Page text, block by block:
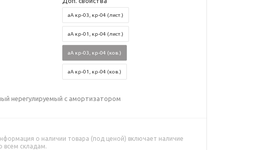
аА кр-03, кр-04 (лист.)
аА кр-01, кр-04 (лист.)
аА кр-03, кр-04 (ков.)
аА кр-01, кр-04 (ков.)
нерегулируемый с амортизатором
о наличии товара (под ценой) включает наличие
всем складам.